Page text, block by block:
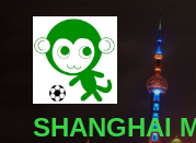
SHANGHAI